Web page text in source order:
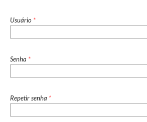
Usuário *
Senha *
Repetir senha *